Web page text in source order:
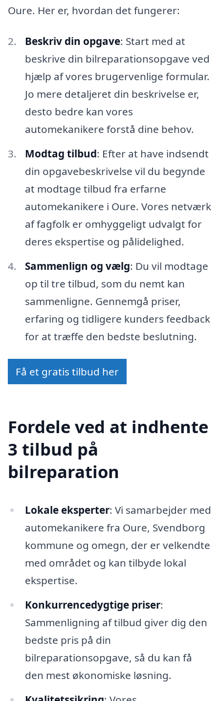
Oure. Her er, hvordan det fungerer:
Beskriv din opgave: Start med at
beskrive din bilreparationsopgave ved
hjælp af vores brugervenlige formular.
Jo mere detaljeret din beskrivelse er,
desto bedre kan vores
automekanikere forstå dine behov.
Modtag tilbud: Efter at have indsendt
din opgavebeskrivelse vil du begynde
at modtage tilbud fra erfarne
automekanikere i Oure. Vores netværk
af fagfolk er omhyggeligt udvalgt for
deres ekspertise og pålidelighed.
Sammenlign og vælg: Du vil modtage
op til tre tilbud, som du nemt kan
sammenligne. Gennemgå priser,
erfaring og tidligere kunders feedback
for at træffe den bedste beslutning.
Få et gratis tilbud her
Fordele ved at indhente
3 tilbud på
bilreparation
Lokale eksperter: Vi samarbejder med
automekanikere fra Oure, Svendborg
kommune og omegn, der er velkendte
med området og kan tilbyde lokal
ekspertise.
Konkurrencedygtige priser:
Sammenligning af tilbud giver dig den
bedste pris på din
bilreparationsopgave, så du kan få
den mest økonomiske løsning.